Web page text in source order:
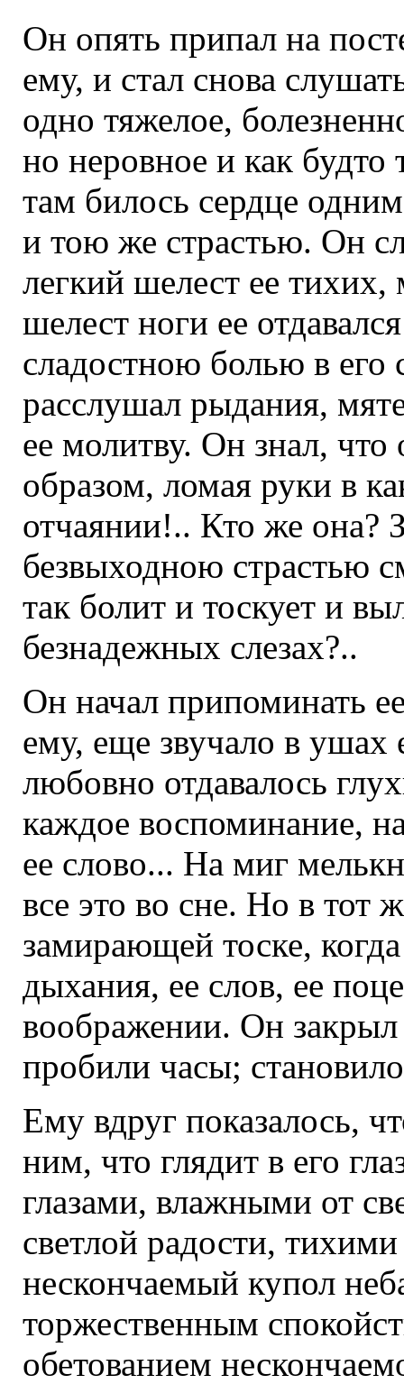
Он опять припал на
ему, и стал снова
одно тяжелое,
но неровное и как будто
там билось сердце
и тою же страстью. Он
легкий шелест ее
шелест ноги ее
сладостною болью в его
расслушал рыдания,
ее молитву. Он знал, что
образом, ломая руки в
отчаянии!.. Кто же она?
безвыходною страстью
так болит и тоскует и
безнадежных слезах?..
Он начал припоминать
ему, еще звучало в ушах
любовно отдавалось
каждое воспоминание,
ее слово... На миг
все это во сне. Но в тот
замирающей тоске,
дыхания, ее слов, ее
воображении. Он закрыл
пробили часы;
Ему вдруг показалось,
ним, что глядит в его
глазами, влажными от
светлой радости,
нескончаемый купол
торжественным
обетованием